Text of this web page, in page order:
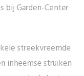
bij Garden-Center
streekvreemde
inheemse struiken